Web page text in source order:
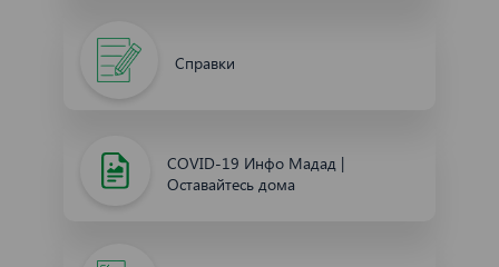
Справки
COVID-19 Инфо Мадад |
Оставайтесь дома